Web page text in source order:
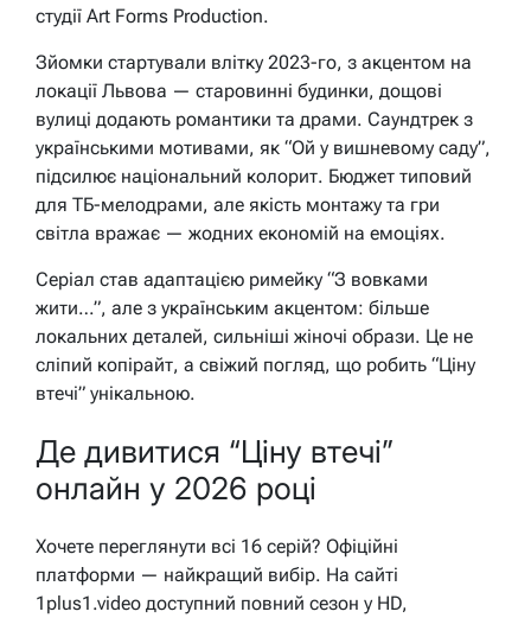
студії Art Forms Production.
Зйомки стартували влітку 2023-го, з акцентом на
локації Львова — старовинні будинки, дощові
вулиці додають романтики та драми. Саундтрек з
українськими мотивами, як “Ой у вишневому саду”,
підсилює національний колорит. Бюджет типовий
для ТБ-мелодрами, але якість монтажу та гри
світла вражає — жодних економій на емоціях.
Серіал став адаптацією римейку “З вовками
жити…”, але з українським акцентом: більше
локальних деталей, сильніші жіночі образи. Це не
сліпий копірайт, а свіжий погляд, що робить “Ціну
втечі” унікальною.
Де дивитися “Ціну втечі”
онлайн у 2026 році
Хочете переглянути всі 16 серій? Офіційні
платформи — найкращий вибір. На сайті
1plus1.video доступний повний сезон у HD,